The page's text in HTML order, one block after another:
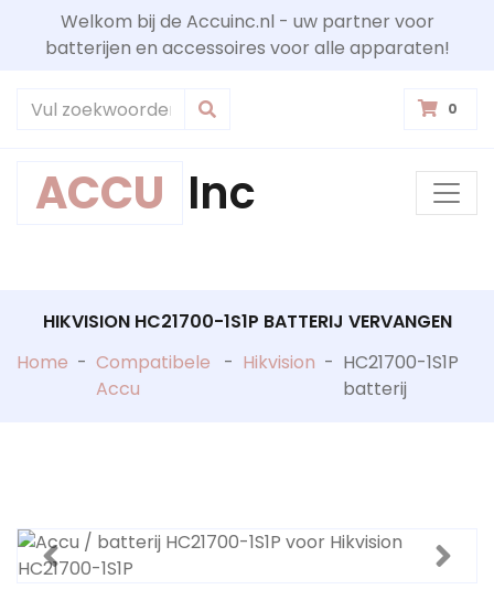
Welkom bij de Accuinc.nl - uw partner voor
batterijen en accessoires voor alle apparaten!
0
ACCU Inc
HIKVISION HC21700-1S1P BATTERIJ VERVANGEN
Home - Compatibele
Accu
- Hikvision - HC21700-1S1P
batterij